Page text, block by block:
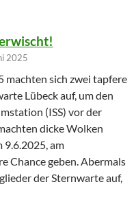
2025
machten sich zwei tapfere
Lübeck auf, um den
(ISS) vor der
dicke Wolken
9.6.2025, am
Chance geben. Abermals
der Sternwarte auf,